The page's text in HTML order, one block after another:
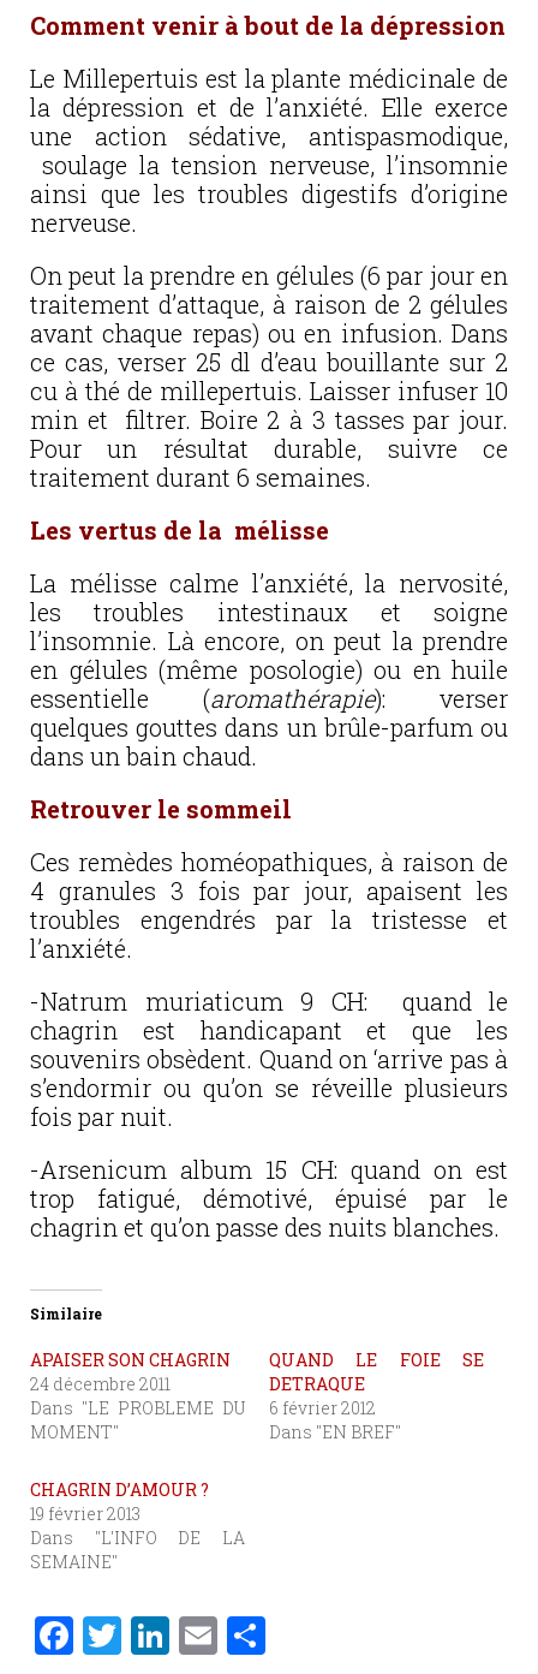
Comment venir à bout de la dépression
Le Millepertuis est la plante médicinale de
la dépression et de l’anxiété. Elle exerce
une action sédative, antispasmodique,
soulage la tension nerveuse, l’insomnie
ainsi que les troubles digestifs d’origine
nerveuse.
On peut la prendre en gélules (6 par jour en
traitement d’attaque, à raison de 2 gélules
avant chaque repas) ou en infusion. Dans
ce cas, verser 25 dl d’eau bouillante sur 2
cu à thé de millepertuis. Laisser infuser 10
min et filtrer. Boire 2 à 3 tasses par jour.
Pour un résultat durable, suivre ce
traitement durant 6 semaines.
Les vertus de la mélisse
La mélisse calme l’anxiété, la nervosité,
les troubles intestinaux et soigne
l’insomnie. Là encore, on peut la prendre
en gélules (même posologie) ou en huile
essentielle (aromathérapie): verser
quelques gouttes dans un brûle-parfum ou
dans un bain chaud.
Retrouver le sommeil
Ces remèdes homéopathiques, à raison de
4 granules 3 fois par jour, apaisent les
troubles engendrés par la tristesse et
l’anxiété.
-Natrum muriaticum 9 CH: quand le
chagrin est handicapant et que les
souvenirs obsèdent. Quand on ‘arrive pas à
s’endormir ou qu’on se réveille plusieurs
fois par nuit.
-Arsenicum album 15 CH: quand on est
trop fatigué, démotivé, épuisé par le
chagrin et qu’on passe des nuits blanches.
Similaire
APAISER SON CHAGRIN
24 décembre 2011
Dans "LE PROBLEME DU
MOMENT"
QUAND LE FOIE SE
DETRAQUE
6 février 2012
Dans "EN BREF"
CHAGRIN D’AMOUR ?
19 février 2013
Dans "L'INFO DE LA
SEMAINE"
F T Li E